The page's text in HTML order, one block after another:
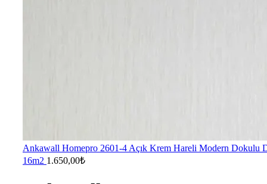
Ankawall Homepro 2601-4 Açık Krem Hareli Modern Dokulu
16m2 1.650,00₺